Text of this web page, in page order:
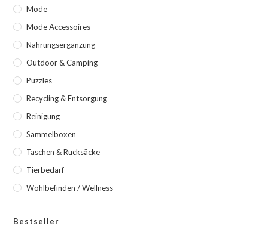
Mode
Mode Accessoires
Nahrungsergänzung
Outdoor & Camping
Puzzles
Recycling & Entsorgung
Reinigung
Sammelboxen
Taschen & Rucksäcke
Tierbedarf
Wohlbefinden / Wellness
Bestseller